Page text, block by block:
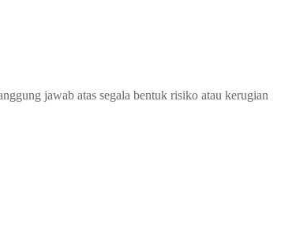
jawab atas segala bentuk risiko atau kerugian